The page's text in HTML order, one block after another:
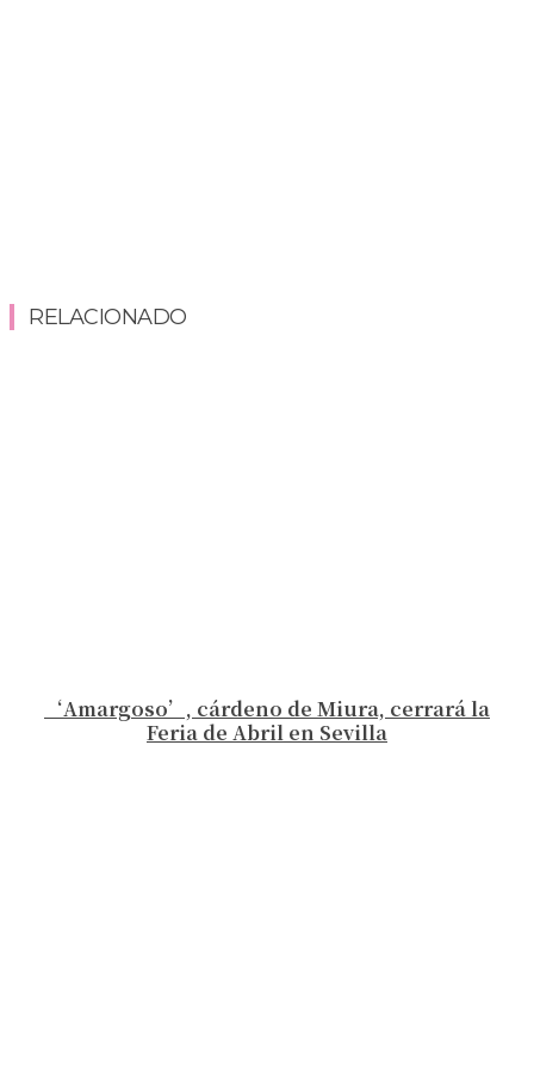
RELACIONADO
‘Amargoso’, cárdeno de Miura, cerrará la
Feria de Abril en Sevilla